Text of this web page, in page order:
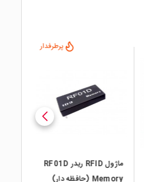
پرطرفدار
ماژول RFID ریدر RF01D
Memory (حافظه دار)